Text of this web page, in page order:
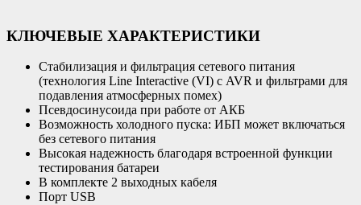
КЛЮЧЕВЫЕ ХАРАКТЕРИСТИКИ
Стабилизация и фильтрация сетевого питания
(технология Line Interactive (VI) с AVR и фильтрами для
подавления атмосферных помех)
Псевдосинусоида при работе от АКБ
Возможность холодного пуска: ИБП может включаться
без сетевого питания
Высокая надежность благодаря встроенной функции
тестирования батареи
В комплекте 2 выходных кабеля
Порт USB